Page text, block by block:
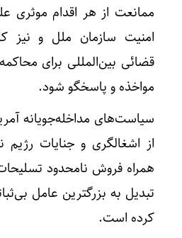
ممانعت از هر اقدام موثری
امنیت سازمان ملل و نیز
قضائی بین‌المللی برای محاکمه
مواخذه و پاسخگو شود.
سیاست‌های مداخله‌جویانه
از اشغالگری و جنایات
همراه فروش نامحدود
تبدیل به بزرگترین عامل
کرده است.